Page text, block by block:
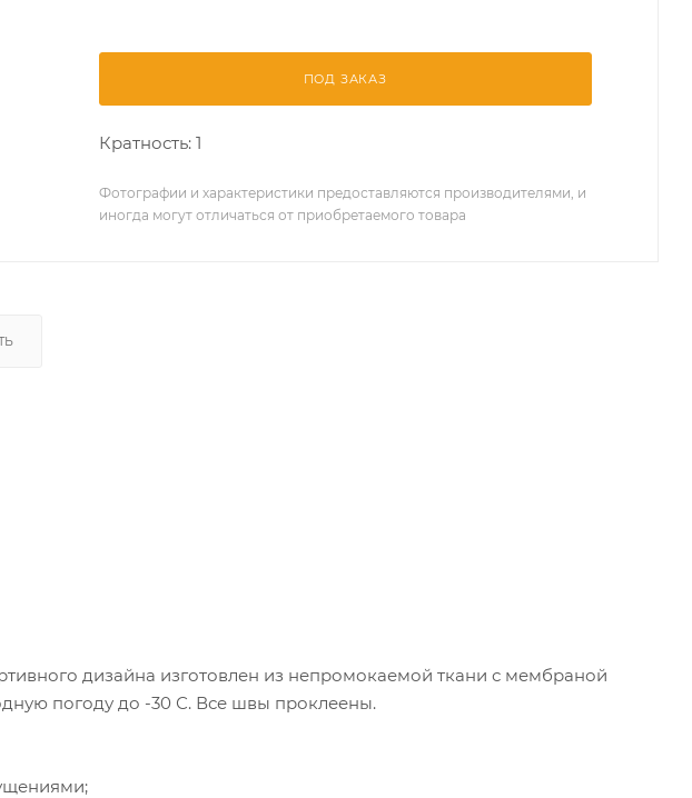
ПОД ЗАКАЗ
Кратность: 1
Фотографии и характеристики предоставляются производителями, и
иногда могут отличаться от приобретаемого товара
дизайна изготовлен из непромокаемой ткани с мембраной
погоду до -30 С. Все швы проклеены.